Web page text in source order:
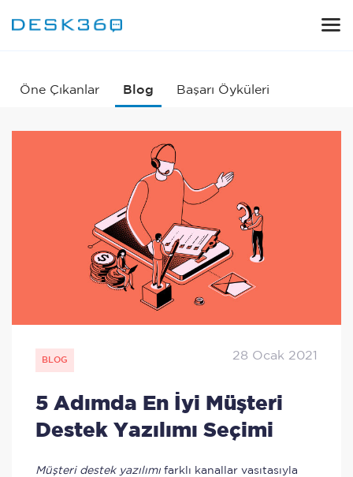
Öne Çıkanlar Blog Başarı Öyküleri
BLOG 28 Ocak 2021
5 Adımda En İyi Müşteri
Destek Yazılımı Seçimi
Müşteri destek yazılımıfarklı kanallar vasıtasıyla